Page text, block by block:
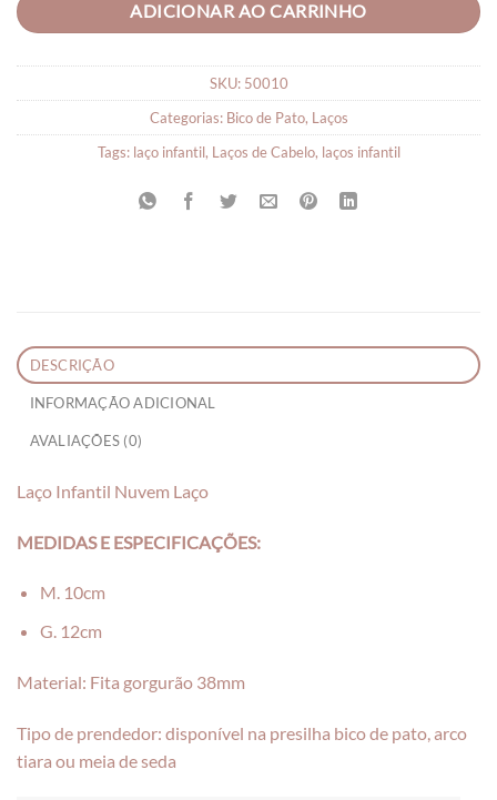
ADICIONAR AO CARRINHO
SKU: 50010
Categorias: Bico de Pato, Laços
Tags: laço infantil, Laços de Cabelo, laços infantil
DESCRIÇÃO
INFORMAÇÃO ADICIONAL
AVALIAÇÕES (0)
Laço Infantil Nuvem Laço
MEDIDAS E ESPECIFICAÇÕES:
M. 10cm
G. 12cm
Material: Fita gorgurão 38mm
Tipo de prendedor: disponível na presilha bico de pato, arco
tiara ou meia de seda